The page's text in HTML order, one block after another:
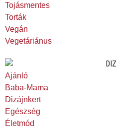
Tojásmentes
Torták
Vegán
Vegetáriánus
Ajánló
Baba-Mama
Dizájnkert
Egészség
Életmód